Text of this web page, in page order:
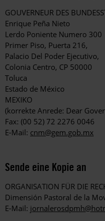
GOUVERNEUR DES
Enrique Peña Nieto
Lerdo Poniente Numero 300
Primer Piso, Puerta 216,
Palacio Del Poder Ejecutivo,
Colonia Centro, CP 50000
Toluca
Estado de México
MEXIKO
(korrekte Anrede: Dear
Fax: (00 52) 72 2276 0046
E-Mail: cnm@gem.gob.mx
Sende eine Kopie an
ORGANISATION FÜR DIE
Dimensión Pastoral de la
E-Mail: